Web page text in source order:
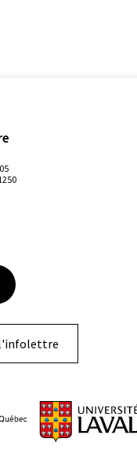
l'infolettre